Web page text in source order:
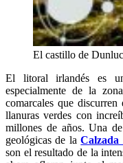
El castillo de
El litoral irlandés es
especialmente de la
comarcales que discurren
llanuras verdes con
millones de años. Una
geológicas de laCalzada
son el resultado de la